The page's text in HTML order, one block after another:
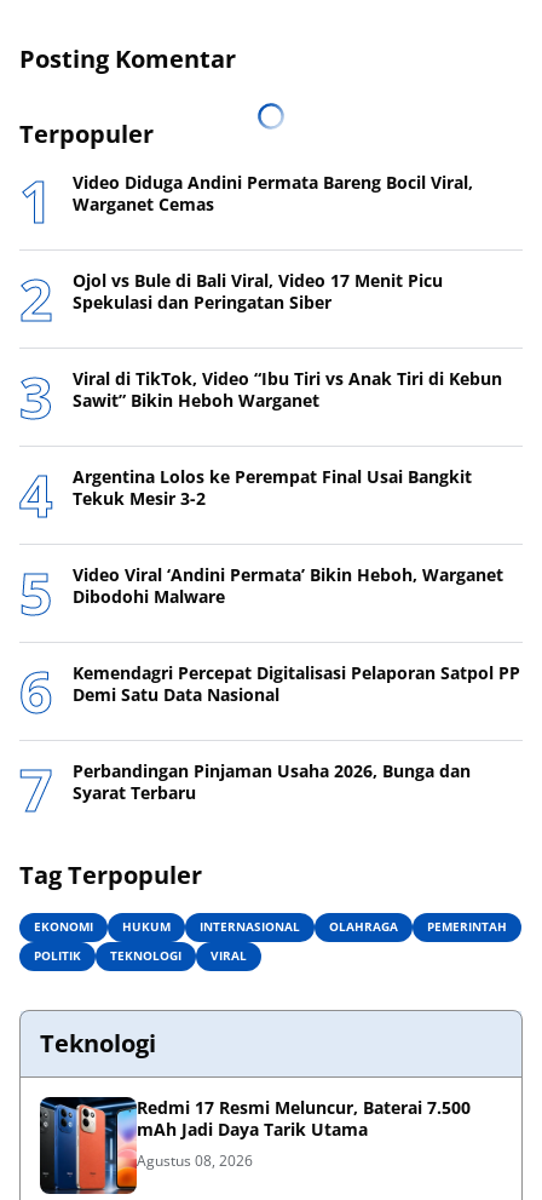
Posting Komentar
Terpopuler
Video Diduga Andini Permata Bareng Bocil Viral,
Warganet Cemas
Ojol vs Bule di Bali Viral, Video 17 Menit Picu
Spekulasi dan Peringatan Siber
Viral di TikTok, Video “Ibu Tiri vs Anak Tiri di Kebun
Sawit” Bikin Heboh Warganet
Argentina Lolos ke Perempat Final Usai Bangkit
Tekuk Mesir 3-2
Video Viral ‘Andini Permata’ Bikin Heboh, Warganet
Dibodohi Malware
Kemendagri Percepat Digitalisasi Pelaporan Satpol PP
Demi Satu Data Nasional
Perbandingan Pinjaman Usaha 2026, Bunga dan
Syarat Terbaru
Tag Terpopuler
EKONOMI HUKUM INTERNASIONAL OLAHRAGA
PEMERINTAH
POLITIK
TEKNOLOGI VIRAL
Teknologi
Redmi 17 Resmi Meluncur, Baterai 7.500
mAh Jadi Daya Tarik Utama
Agustus 08, 2026